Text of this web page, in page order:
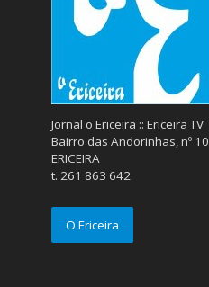
Jornal o Ericeira :: Ericeira TV
Bairro das Andorinhas, nº 10
ERICEIRA
t. 261 863 642
O Ericeira